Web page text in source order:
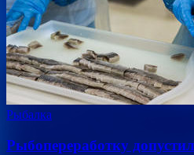
Рыбалка
Рыбопереработку